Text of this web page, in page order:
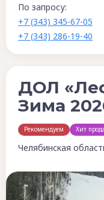
По запросу:
+7 (343) 345-67-05
+7 (343) 286-19-40
ДОЛ
Зима
Рекомендуем Хит
Челябинская